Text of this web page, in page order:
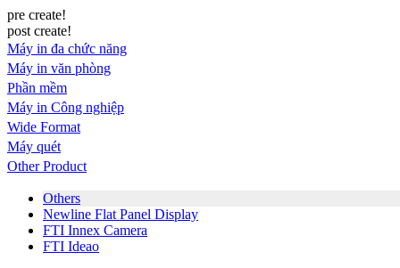
pre create!
post create!
Máy in đa chức năng
Máy in văn phòng
Phần mềm
Máy in Công nghiệp
Wide Format
Máy quét
Other Product
Others
Newline Flat Panel Display
FTI Innex Camera
FTI Ideao